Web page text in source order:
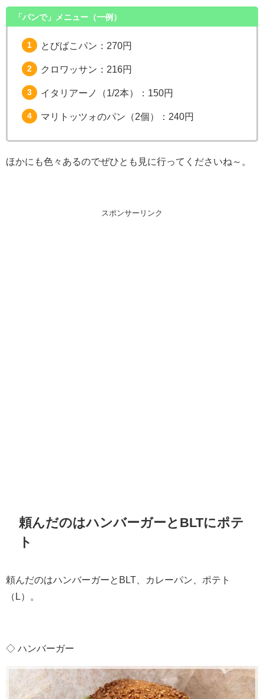
「パンで」メニュー（一例）
とびばこパン：270円
クロワッサン：216円
イタリアーノ（1/2本）：150円
マリトッツォのパン（2個）：240円
ほかにも色々あるのでぜひとも見に行ってくださいね～。
スポンサーリンク
頼んだのはハンバーガーとBLTにポテ
ト
頼んだのはハンバーガーとBLT、カレーパン、ポテト
（L）。
◇ ハンバーガー